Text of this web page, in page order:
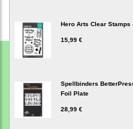
Hero Arts Clear Stamps
15,99 €
Spellbinders
Foil Plate
28,99 €